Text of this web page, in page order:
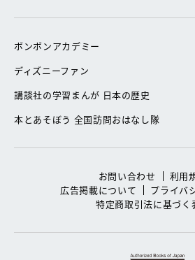
ボンボンアカデミー
ディズニーファン
講談社の学習まんが 日本の歴史
本とあそぼう 全国訪問おはなし隊
お問い合わせ
利用
広告掲載について
プライバ
特定商取引法に基づく